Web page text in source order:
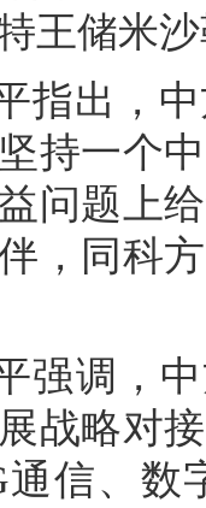
王储米沙
指出，
持一个
问题上
，同科
强调，
战略对
通信、数